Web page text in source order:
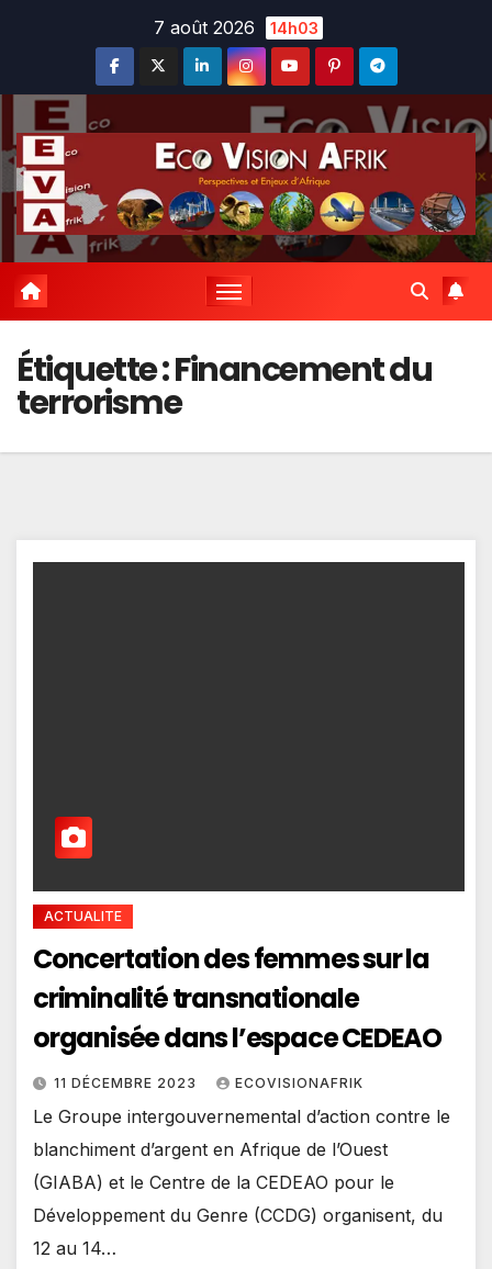
7 août 2026 14h03
Étiquette :Financement du
terrorisme
ACTUALITE
Concertation des femmes sur la
criminalité transnationale
organisée dans l’espace CEDEAO
11 DÉCEMBRE 2023 ECOVISIONAFRIK
Le Groupe intergouvernemental d’action contre le
blanchiment d’argent en Afrique de l’Ouest
(GIABA) et le Centre de la CEDEAO pour le
Développement du Genre (CCDG) organisent, du
12 au 14…